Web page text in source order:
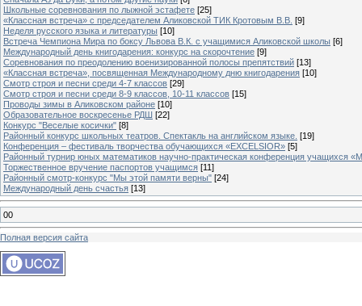
Школьные соревнования по лыжной эстафете [25]
«Классная встреча» с председателем Аликовской ТИК Кротовым В.В. [9]
Неделя русского языка и литературы [10]
Встреча Чемпиона Мира по боксу Львова В.К. с учащимися Аликовской школы [6]
Международный день книгодарения: конкурс на скорочтение [9]
Cоревнования по преодолению военизированной полосы препятствий [13]
«Классная встреча», посвященная Международному дню книгодарения [10]
Смотр строя и песни среди 4-7 классов [29]
Смотр строя и песни среди 8-9 классов, 10-11 классов [15]
Проводы зимы в Аликовском районе [10]
Образовательное воскресенье РДШ [22]
Конкурс "Веселые косички" [8]
Районный конкурс школьных театров. Спектакль на английском языке. [19]
Конференция – фестиваль творчества обучающихся «EXCELSIOR» [5]
Районный турнир юных математиков научно-практическая конференция учащихся
Торжественное вручение паспортов учащимся [11]
Районный смотр-конкурс "Мы этой памяти верны" [24]
Международный день счастья [13]
00
Полная версия сайта